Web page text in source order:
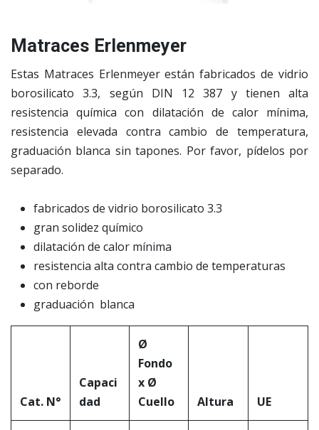
Matraces Erlenmeyer
Estas Matraces Erlenmeyer están fabricados de vidrio
borosilicato 3.3, según DIN 12 387 y tienen alta
resistencia química con dilatación de calor mínima,
resistencia elevada contra cambio de temperatura,
graduación blanca sin tapones. Por favor, pídelos por
separado.
fabricados de vidrio borosilicato 3.3
gran solidez químico
dilatación de calor mínima
resistencia alta contra cambio de temperaturas
con reborde
graduación blanca
Cat. N°
Capaci
dad
Ø
Fondo
x Ø
Cuello
Altura UE